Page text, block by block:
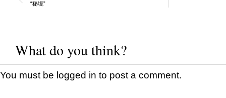
“秘境”
What do you think?
You must be logged in to post a comment.